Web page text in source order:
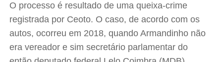
O processo é resultado de uma queixa-crime
registrada por Ceoto. O caso, de acordo com os
autos, ocorreu em 2018, quando Armandinho não
era vereador e sim secretário parlamentar do